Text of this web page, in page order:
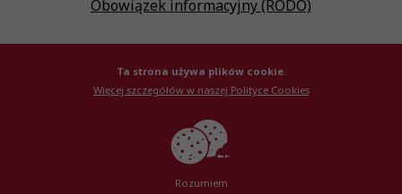
Obowiązek informacyjny (RODO)
© Krajowa Izba Diagnostów Laboratoryjnych 2026
Created by
Ta strona używa plików cookie.
Więcej szczegółów w naszej Polityce Cookies
Rozumiem